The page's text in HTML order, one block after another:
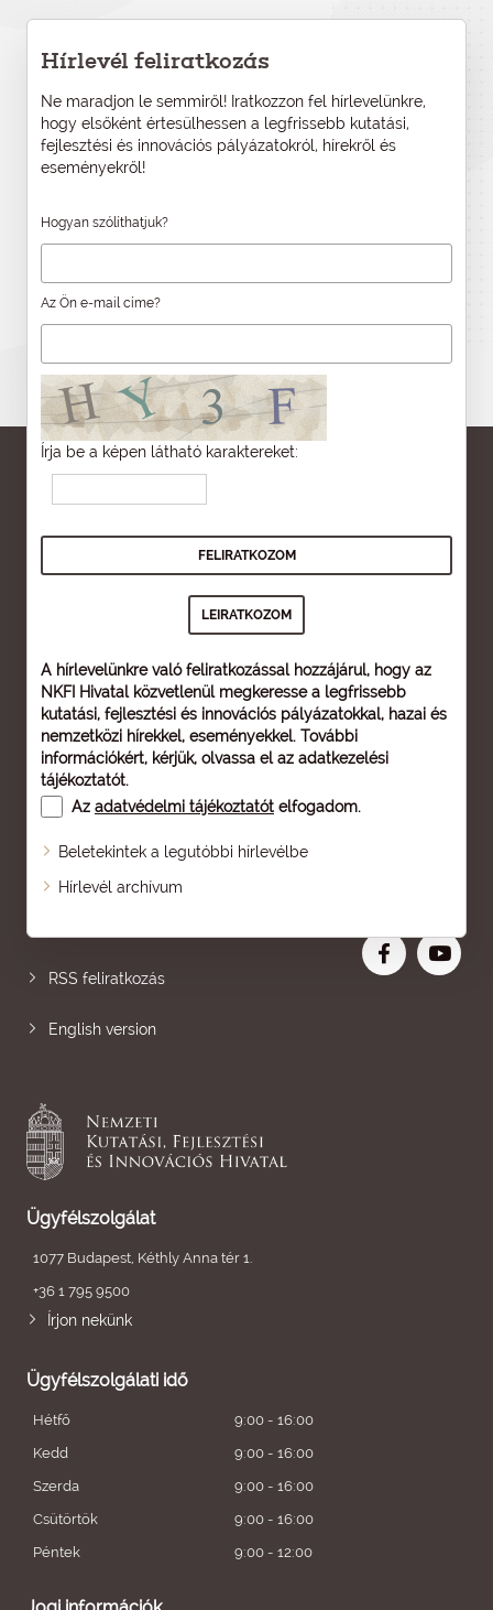
Hírlevél feliratkozás
Ne maradjon le semmiről! Iratkozzon fel hírlevelünkre,
hogy elsőként értesülhessen a legfrissebb kutatási,
fejlesztési és innovációs pályázatokról, hírekről és
eseményekről!
Hogyan szólíthatjuk?
Az Ön e-mail címe?
Írja be a képen látható karaktereket:
A hírlevelünkre való feliratkozással hozzájárul, hogy az
NKFI Hivatal közvetlenül megkeresse a legfrissebb
kutatási, fejlesztési és innovációs pályázatokkal, hazai és
nemzetközi hírekkel, eseményekkel. További
információkért, kérjük, olvassa el az adatkezelési
tájékoztatót.
Az adatvédelmi tájékoztatót elfogadom.
Beletekintek a legutóbbi hírlevélbe
Hírlevél archívum
Oldaltérkép
RSS feliratkozás
English version
Ügyfélszolgálat
1077 Budapest, Kéthly Anna tér 1.
+36 1 795 9500
Írjon nekünk
Ügyfélszolgálati idő
Hétfő
9:00 - 16:00
Kedd
9:00 - 16:00
Szerda
9:00 - 16:00
Csütörtök
9:00 - 16:00
Péntek
9:00 - 12:00